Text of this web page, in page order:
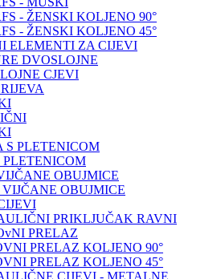
- ŽENSKI KOLJENO 90°
- ŽENSKI KOLJENO 45°
ELEMENTI ZA CIJEVI
DVOSLOJNE
CJEVI
S PLETENICOM
PLETENICOM
OBUJMICE
VIJČANE OBUJMICE
PRIKLJUČAK RAVNI
PRELAZ
PRELAZ KOLJENO 90°
PRELAZ KOLJENO 45°
CIJEVI - METALNE